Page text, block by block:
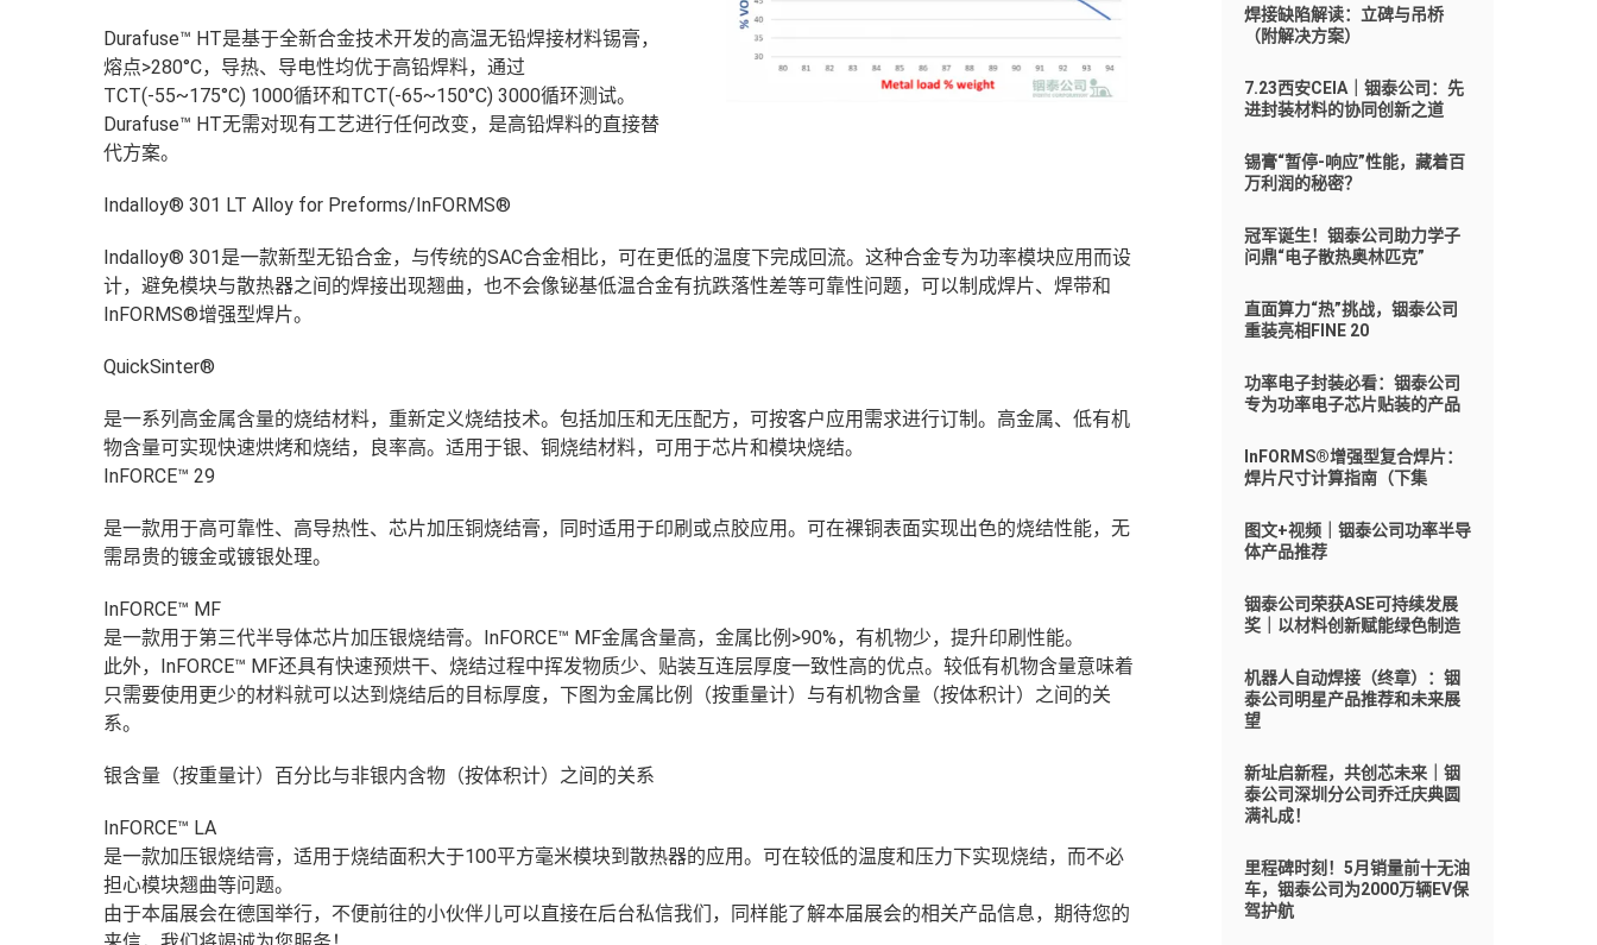
Durafuse™ HT是基于全新合金技术开发的高温无铅焊接材料锡膏，
熔点>280°C，导热、导电性均优于高铅焊料，通过
TCT(-55~175°C) 1000循环和TCT(-65~150°C) 3000循环测试。
Durafuse™ HT无需对现有工艺进行任何改变，是高铅焊料的直接替
代方案。
Indalloy® 301 LT Alloy for Preforms/InFORMS®
Indalloy® 301是一款新型无铅合金，与传统的SAC合金相比，可在更低的温度下完成回流。这种合金专为功率模块应用而设
计，避免模块与散热器之间的焊接出现翘曲，也不会像铋基低温合金有抗跌落性差等可靠性问题，可以制成焊片、焊带和
InFORMS®增强型焊片。
QuickSinter®
是一系列高金属含量的烧结材料，重新定义烧结技术。包括加压和无压配方，可按客户应用需求进行订制。高金属、低有机
物含量可实现快速烘烤和烧结，良率高。适用于银、铜烧结材料，可用于芯片和模块烧结。
InFORCE™ 29
是一款用于高可靠性、高导热性、芯片加压铜烧结膏，同时适用于印刷或点胶应用。可在裸铜表面实现出色的烧结性能，无
需昂贵的镀金或镀银处理。
InFORCE™ MF
是一款用于第三代半导体芯片加压银烧结膏。InFORCE™ MF金属含量高，金属比例>90%，有机物少，提升印刷性能。
此外，InFORCE™ MF还具有快速预烘干、烧结过程中挥发物质少、贴装互连层厚度一致性高的优点。较低有机物含量意味着
只需要使用更少的材料就可以达到烧结后的目标厚度，下图为金属比例（按重量计）与有机物含量（按体积计）之间的关
系。
银含量（按重量计）百分比与非银内含物（按体积计）之间的关系
InFORCE™ LA
是一款加压银烧结膏，适用于烧结面积大于100平方毫米模块到散热器的应用。可在较低的温度和压力下实现烧结，而不必
担心模块翘曲等问题。
由于本届展会在德国举行，不便前往的小伙伴儿可以直接在后台私信我们，同样能了解本届展会的相关产品信息，期待您的
焊接缺陷解读：立碑与吊桥
（附解决方案）
7.23西安CEIA｜铟泰公司：先
进封装材料的协同创新之道
锡膏“暂停-响应”性能，藏着百
万利润的秘密？
冠军诞生！铟泰公司助力学子
问鼎“电子散热奥林匹克”
直面算力“热”挑战，铟泰公司
重装亮相FINE 20
功率电子封装必看：铟泰公司
专为功率电子芯片贴装的产品
InFORMS®增强型复合焊片：
焊片尺寸计算指南（下集
图文+视频｜铟泰公司功率半导
体产品推荐
铟泰公司荣获ASE可持续发展
奖｜以材料创新赋能绿色制造
机器人自动焊接（终章）：铟
泰公司明星产品推荐和未来展
望
新址启新程，共创芯未来｜铟
泰公司深圳分公司乔迁庆典圆
满礼成！
里程碑时刻！5月销量前十无油
车，铟泰公司为2000万辆EV保
驾护航